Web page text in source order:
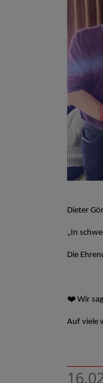
Dieter
„In
Die
❤️ Wir
Auf viele